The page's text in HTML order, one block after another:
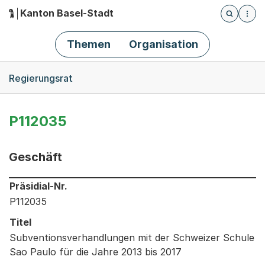
Hauptnavigation
Kanton Basel-Stadt
Öffnet
Themen Organisation
Regierungsrat
P112035
Geschäft
Informationen zum Ausgewählten Geschäft
Präsidial-Nr.
P112035
Titel
Subventionsverhandlungen mit der Schweizer Schule
Sao Paulo für die Jahre 2013 bis 2017